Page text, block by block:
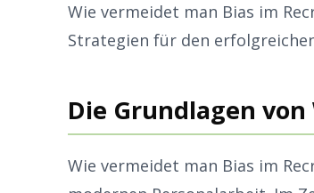
Wie vermeidet man Bias im
Strategien für den
Die Grundlagen
Wie vermeidet man Bias im